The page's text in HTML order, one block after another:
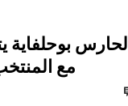
الحارس
مع